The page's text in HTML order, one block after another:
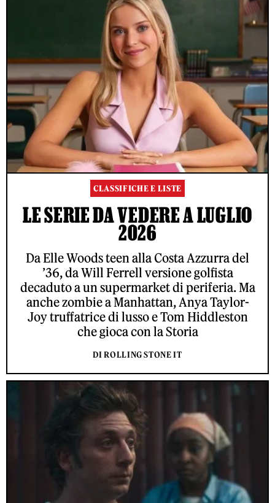
CLASSIFICHE E LISTE
LE SERIE DA VEDERE A LUGLIO
2026
Da Elle Woods teen alla Costa Azzurra del
’36, da Will Ferrell versione golfista
decaduto a un supermarket di periferia. Ma
anche zombie a Manhattan, Anya Taylor-
Joy truffatrice di lusso e Tom Hiddleston
che gioca con la Storia
DI ROLLING STONE IT